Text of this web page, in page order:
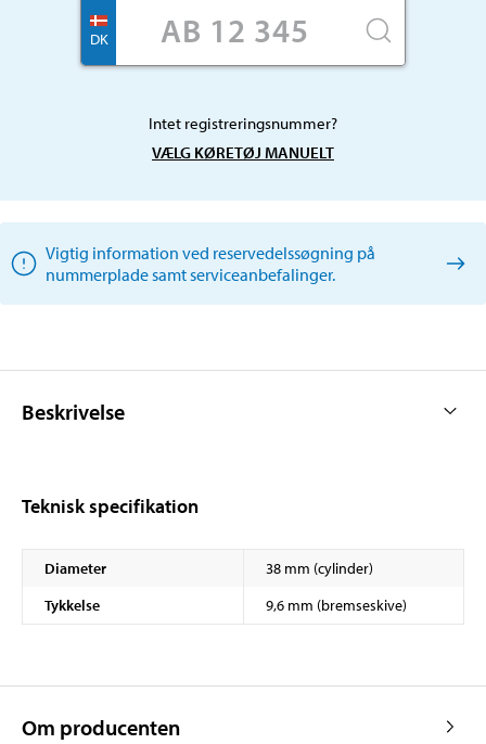
DK
Intet registreringsnummer?
VÆLG KØRETØJ MANUELT
Vigtig information ved reservedelssøgning på
nummerplade samt serviceanbefalinger.
Beskrivelse
Teknisk specifikation
Diameter
38 mm (cylinder)
Tykkelse
9,6 mm (bremseskive)
Om producenten